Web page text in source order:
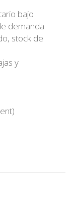
bajo
demanda
stock de
y